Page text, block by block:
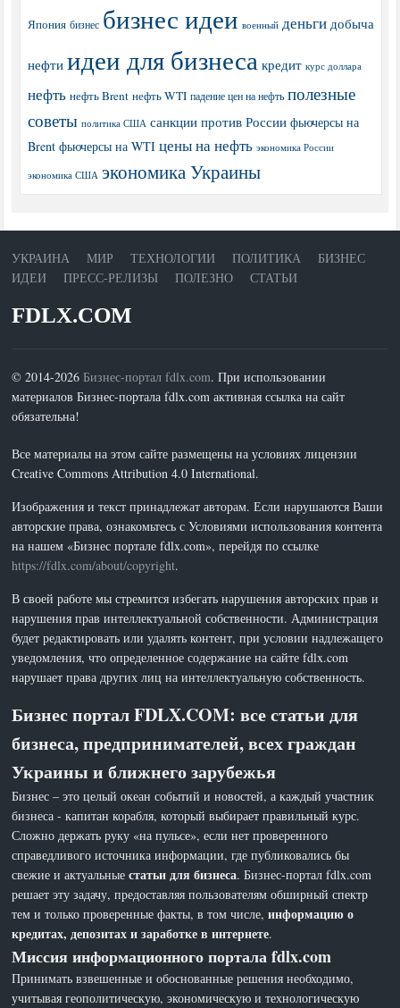
Япония бизнес бизнес идеи военный деньги добыча
нефти идеи для бизнеса кредит курс доллара
нефть нефть Brent нефть WTI падение цен на нефть полезные
советы политика США санкции против России фьючерсы на
Brent фьючерсы на WTI цены на нефть экономика России
экономика США экономика Украины
УКРАИНА МИР ТЕХНОЛОГИИ ПОЛИТИКА
БИЗНЕС
ИДЕИ
ПРЕСС-РЕЛИЗЫ ПОЛЕЗНО СТАТЬИ
FDLX.COM
© 2014-2026Бизнес-портал fdlx.com. При использовании
материалов Бизнес-портала fdlx.com активная ссылка на сайт
обязательна!
Все материалы на этом сайте размещены на условиях лицензии
Creative Commons Attribution 4.0 International.
Изображения и текст принадлежат авторам. Если нарушаются Ваши
авторские права, ознакомьтесь с Условиями использования контента
на нашем «Бизнес портале fdlx.com», перейдя по ссылке
https://fdlx.com/about/copyright.
В своей работе мы стремится избегать нарушения авторских прав и
нарушения прав интеллектуальной собственности. Администрация
будет редактировать или удалять контент, при условии надлежащего
уведомления, что определенное содержание на сайте fdlx.com
нарушает права других лиц на интеллектуальную собственность.
Бизнес портал FDLX.COM: все статьи для
бизнеса, предпринимателей, всех граждан
Украины и ближнего зарубежья
Бизнес – это целый океан событий и новостей, а каждый участник
бизнеса - капитан корабля, который выбирает правильный курс.
Сложно держать руку «на пульсе», если нет проверенного
справедливого источника информации, где публиковались бы
свежие и актуальныестатьи для бизнеса. Бизнес-портал fdlx.com
решает эту задачу, предоставляя пользователям обширный спектр
тем и только проверенные факты, в том числе,информацию о
кредитах, депозитах и заработке в интернете.
Миссия информационного портала fdlx.com
Принимать взвешенные и обоснованные решения необходимо,
учитывая геополитическую, экономическую и технологическую